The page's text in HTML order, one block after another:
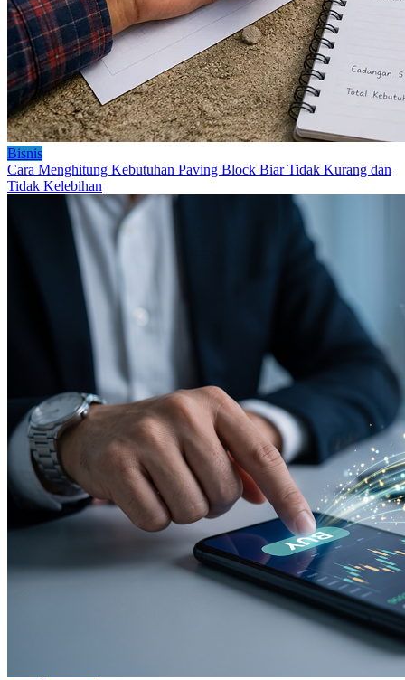
Bisnis
Cara Menghitung Kebutuhan Paving Block Biar Tidak Kurang dan
Tidak Kelebihan